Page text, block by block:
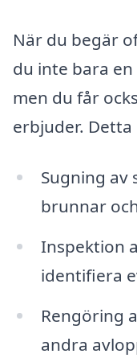
När du begär
du inte bara en
men du får
erbjuder.
Sugning av
brunnar
Inspektion
identifiera
Rengöring
andra